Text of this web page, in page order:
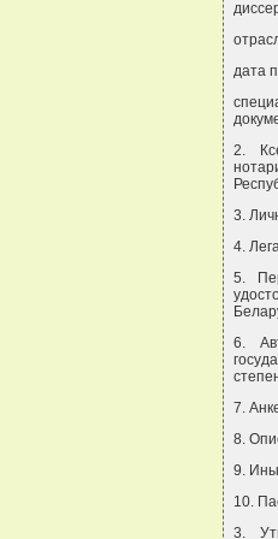
дата
2.
3.
4.
5.
6.
7.
8.
9.
10.
3.